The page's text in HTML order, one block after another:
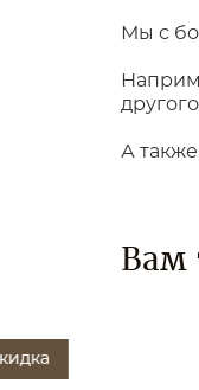
Мы с
А
Вам